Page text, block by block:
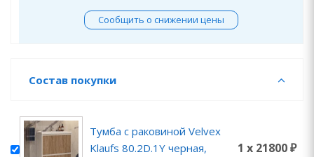
Сообщить о снижении цены
Состав покупки
Тумба с раковиной Velvex
Klaufs 80.2D.1Y черная,
1 x 21800 ₽